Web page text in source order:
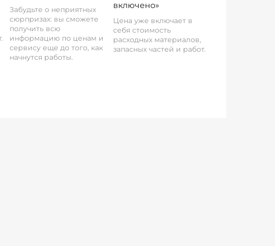
Забудьте о неприятных
сюрпризах: вы сможете
получить всю
информацию по ценам и
сервису еще до того, как
начнутся работы.
включено»
Цена уже включает в
себя стоимость
расходных материалов,
запасных частей и работ.